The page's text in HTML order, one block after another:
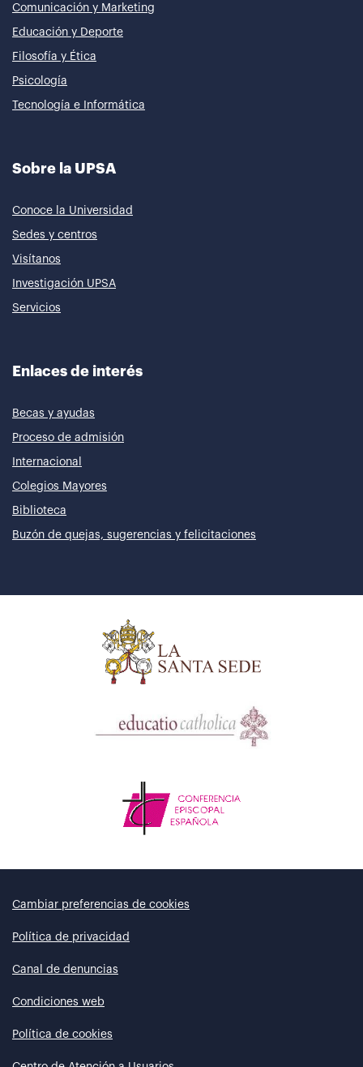
Comunicación y Marketing
Educación y Deporte
Filosofía y Ética
Psicología
Tecnología e Informática
Sobre la UPSA
Conoce la Universidad
Sedes y centros
Visítanos
Investigación UPSA
Servicios
Enlaces de interés
Becas y ayudas
Proceso de admisión
Internacional
Colegios Mayores
Biblioteca
Buzón de quejas, sugerencias y felicitaciones
Cambiar preferencias de cookies
Política de privacidad
Canal de denuncias
Condiciones web
Política de cookies